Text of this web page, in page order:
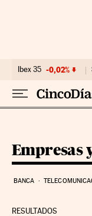
Ibex 35 -0,02%
Empresas
BANCA
RESULTADOS